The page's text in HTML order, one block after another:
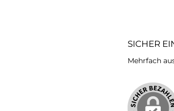
SICHER
Mehrfach